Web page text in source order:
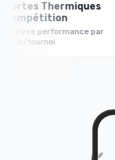
Thermiques
performance par
tournoi